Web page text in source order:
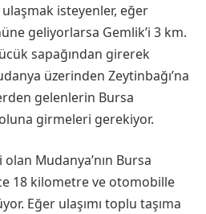
isteyenler, eğer
geliyorlarsa Gemlik’i 3 km.
sapağından girerek
üzerinden Zeytinbağı’na
gelenlerin Bursa
girmeleri gerekiyor.
Mudanya’nın Bursa
18 kilometre ve otomobille
Eğer ulaşımı toplu taşıma